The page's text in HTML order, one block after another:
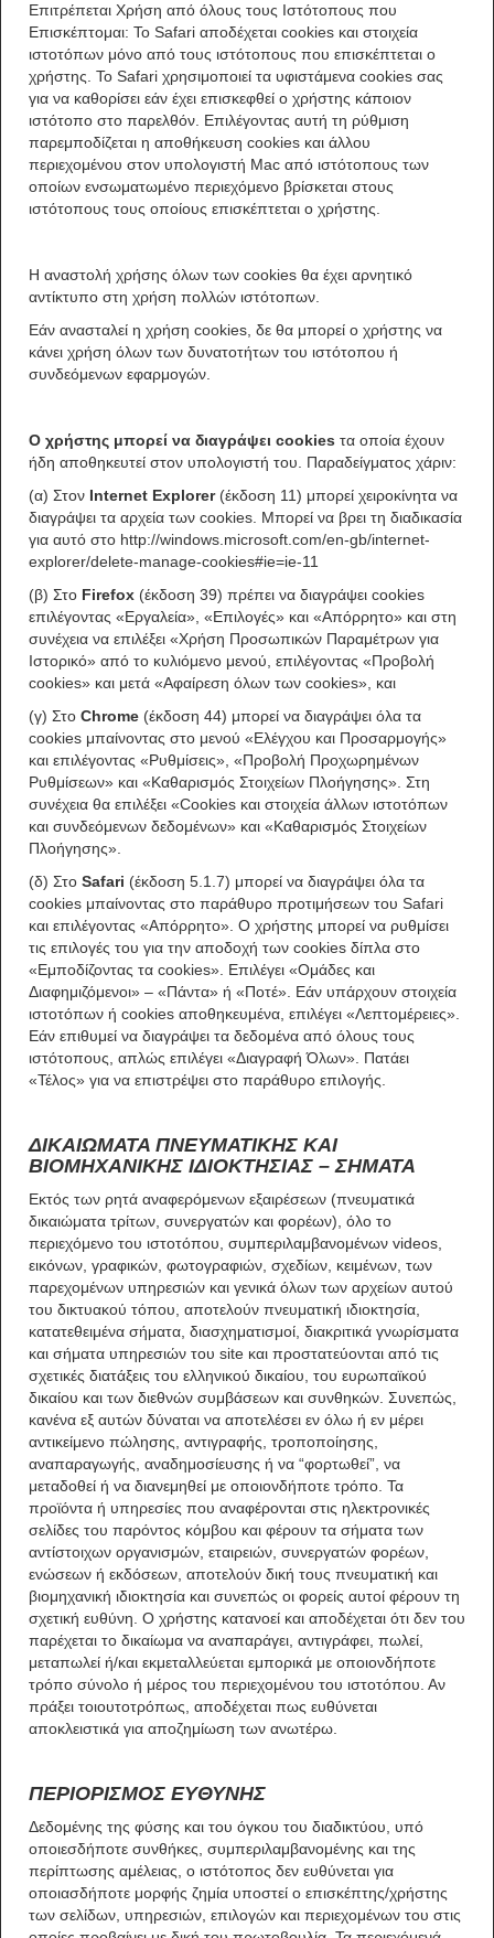
Επιτρέπεται Χρήση από όλους τους Ιστότοπους που
Επισκέπτομαι: Το Safari αποδέχεται cookies και στοιχεία
ιστοτόπων μόνο από τους ιστότοπους που επισκέπτεται ο
χρήστης. Το Safari χρησιμοποιεί τα υφιστάμενα cookies σας
για να καθορίσει εάν έχει επισκεφθεί ο χρήστης κάποιον
ιστότοπο στο παρελθόν. Επιλέγοντας αυτή τη ρύθμιση
παρεμποδίζεται η αποθήκευση cookies και άλλου
περιεχομένου στον υπολογιστή Mac από ιστότοπους των
οποίων ενσωματωμένο περιεχόμενο βρίσκεται στους
ιστότοπους τους οποίους επισκέπτεται ο χρήστης.
Η αναστολή χρήσης όλων των cookies θα έχει αρνητικό
αντίκτυπο στη χρήση πολλών ιστότοπων.
Εάν ανασταλεί η χρήση cookies, δε θα μπορεί ο χρήστης να
κάνει χρήση όλων των δυνατοτήτων του ιστότοπου ή
συνδεόμενων εφαρμογών.
Ο χρήστης μπορεί να διαγράψει cookies τα οποία έχουν
ήδη αποθηκευτεί στον υπολογιστή του. Παραδείγματος χάριν:
(α) Στον Internet Explorer(έκδοση 11) μπορεί χειροκίνητα να
διαγράψει τα αρχεία των cookies. Μπορεί να βρει τη διαδικασία
για αυτό στο http://windows.microsoft.com/en-gb/internet-
explorer/delete-manage-cookies#ie=ie-11
(β) Στο Firefox (έκδοση 39) πρέπει να διαγράψει cookies
επιλέγοντας «Εργαλεία», «Επιλογές» και «Απόρρητο» και στη
συνέχεια να επιλέξει «Χρήση Προσωπικών Παραμέτρων για
Ιστορικό» από το κυλιόμενο μενού, επιλέγοντας «Προβολή
cookies» και μετά «Αφαίρεση όλων των cookies», και
(γ) Στο Chrome (έκδοση 44) μπορεί να διαγράψει όλα τα
cookies μπαίνοντας στο μενού «Ελέγχου και Προσαρμογής»
και επιλέγοντας «Ρυθμίσεις», «Προβολή Προχωρημένων
Ρυθμίσεων» και «Καθαρισμός Στοιχείων Πλοήγησης». Στη
συνέχεια θα επιλέξει «Cookies και στοιχεία άλλων ιστοτόπων
και συνδεόμενων δεδομένων» και «Καθαρισμός Στοιχείων
Πλοήγησης».
(δ) Στο Safari (έκδοση 5.1.7) μπορεί να διαγράψει όλα τα
cookies μπαίνοντας στο παράθυρο προτιμήσεων του Safari
και επιλέγοντας «Απόρρητο». Ο χρήστης μπορεί να ρυθμίσει
τις επιλογές του για την αποδοχή των cookies δίπλα στο
«Εμποδίζοντας τα cookies». Επιλέγει «Ομάδες και
Διαφημιζόμενοι» – «Πάντα» ή «Ποτέ». Εάν υπάρχουν στοιχεία
ιστοτόπων ή cookies αποθηκευμένα, επιλέγει «Λεπτομέρειες».
Εάν επιθυμεί να διαγράψει τα δεδομένα από όλους τους
ιστότοπους, απλώς επιλέγει «Διαγραφή Όλων». Πατάει
«Τέλος» για να επιστρέψει στο παράθυρο επιλογής.
ΔΙΚΑΙΩΜΑΤΑ ΠΝΕΥΜΑΤΙΚΗΣ ΚΑΙ
ΒΙΟΜΗΧΑΝΙΚΗΣ ΙΔΙΟΚΤΗΣΙΑΣ – ΣΗΜΑΤΑ
Εκτός των ρητά αναφερόμενων εξαιρέσεων (πνευματικά
δικαιώματα τρίτων, συνεργατών και φορέων), όλο το
περιεχόμενο του ιστοτόπου, συμπεριλαμβανομένων videos,
εικόνων, γραφικών, φωτογραφιών, σχεδίων, κειμένων, των
παρεχομένων υπηρεσιών και γενικά όλων των αρχείων αυτού
του δικτυακού τόπου, αποτελούν πνευματική ιδιοκτησία,
κατατεθειμένα σήματα, διασχηματισμοί, διακριτικά γνωρίσματα
και σήματα υπηρεσιών του site και προστατεύονται από τις
σχετικές διατάξεις του ελληνικού δικαίου, του ευρωπαϊκού
δικαίου και των διεθνών συμβάσεων και συνθηκών. Συνεπώς,
κανένα εξ αυτών δύναται να αποτελέσει εν όλω ή εν μέρει
αντικείμενο πώλησης, αντιγραφής, τροποποίησης,
αναπαραγωγής, αναδημοσίευσης ή να “φορτωθεί”, να
μεταδοθεί ή να διανεμηθεί με οποιονδήποτε τρόπο. Τα
προϊόντα ή υπηρεσίες που αναφέρονται στις ηλεκτρονικές
σελίδες του παρόντος κόμβου και φέρουν τα σήματα των
αντίστοιχων οργανισμών, εταιρειών, συνεργατών φορέων,
ενώσεων ή εκδόσεων, αποτελούν δική τους πνευματική και
βιομηχανική ιδιοκτησία και συνεπώς οι φορείς αυτοί φέρουν τη
σχετική ευθύνη. Ο χρήστης κατανοεί και αποδέχεται ότι δεν του
παρέχεται το δικαίωμα να αναπαράγει, αντιγράφει, πωλεί,
μεταπωλεί ή/και εκμεταλλεύεται εμπορικά με οποιονδήποτε
τρόπο σύνολο ή μέρος του περιεχομένου του ιστοτόπου. Αν
πράξει τοιουτοτρόπως, αποδέχεται πως ευθύνεται
αποκλειστικά για αποζημίωση των ανωτέρω.
ΠΕΡΙΟΡΙΣΜΟΣ ΕΥΘΥΝΗΣ
Δεδομένης της φύσης και του όγκου του διαδικτύου, υπό
οποιεσδήποτε συνθήκες, συμπεριλαμβανομένης και της
περίπτωσης αμέλειας, ο ιστότοπος δεν ευθύνεται για
οποιασδήποτε μορφής ζημία υποστεί ο επισκέπτης/χρήστης
των σελίδων, υπηρεσιών, επιλογών και περιεχομένων του στις